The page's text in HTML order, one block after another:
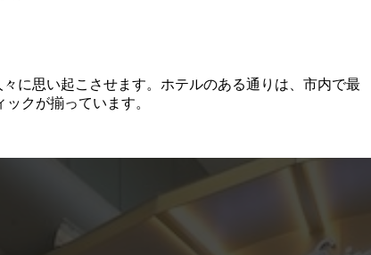
に思い起こさせます。ホテルのある通りは、市内で最
クが揃っています。